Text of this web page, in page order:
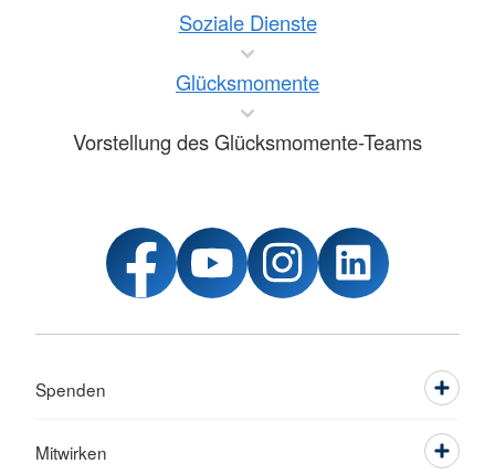
Soziale Dienste
Glücksmomente
Vorstellung des Glücksmomente-Teams
Spenden
Mitwirken